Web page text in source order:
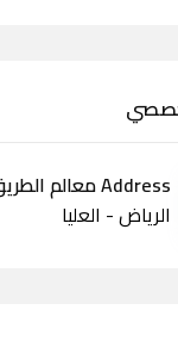
Address معالم الطريق
الرياض - العليا